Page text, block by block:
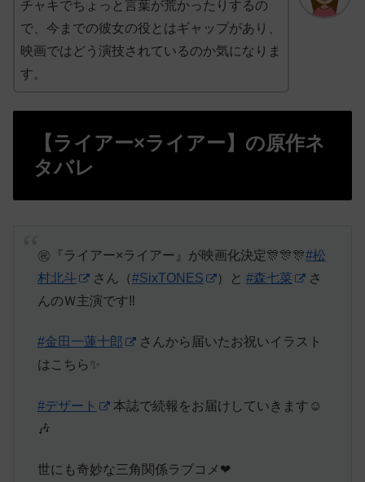
チャキでちょっと言葉が荒かったりするの
で、今までの彼女の役とはギャップがあり、
映画ではどう演技されているのか気になりま
す。
【ライアー×ライアー】の原作ネ
タバレ
㊗️『ライアー×ライアー』が映画化決定🎊🎊🎊#松
村北斗
さん（#SixTONES ）と #森七菜
さ
んのＷ主演です‼️
#金田一蓮十郎
さんから届いたお祝いイラスト
はこちら✨
#デザート
本誌で続報をお届けしていきます☺️
🎶
世にも奇妙な三角関係ラブコメ❤